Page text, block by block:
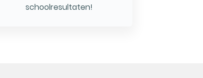
schoolresultaten!